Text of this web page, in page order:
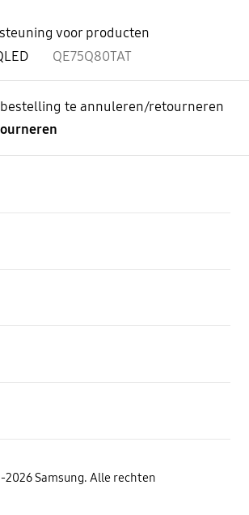
voor producten
QE75Q80TAT
te annuleren/retourneren
Samsung. Alle rechten